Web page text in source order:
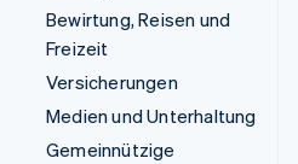
Bewirtung, Reisen und
Freizeit
Versicherungen
Medien und Unterhaltung
Gemeinnützige